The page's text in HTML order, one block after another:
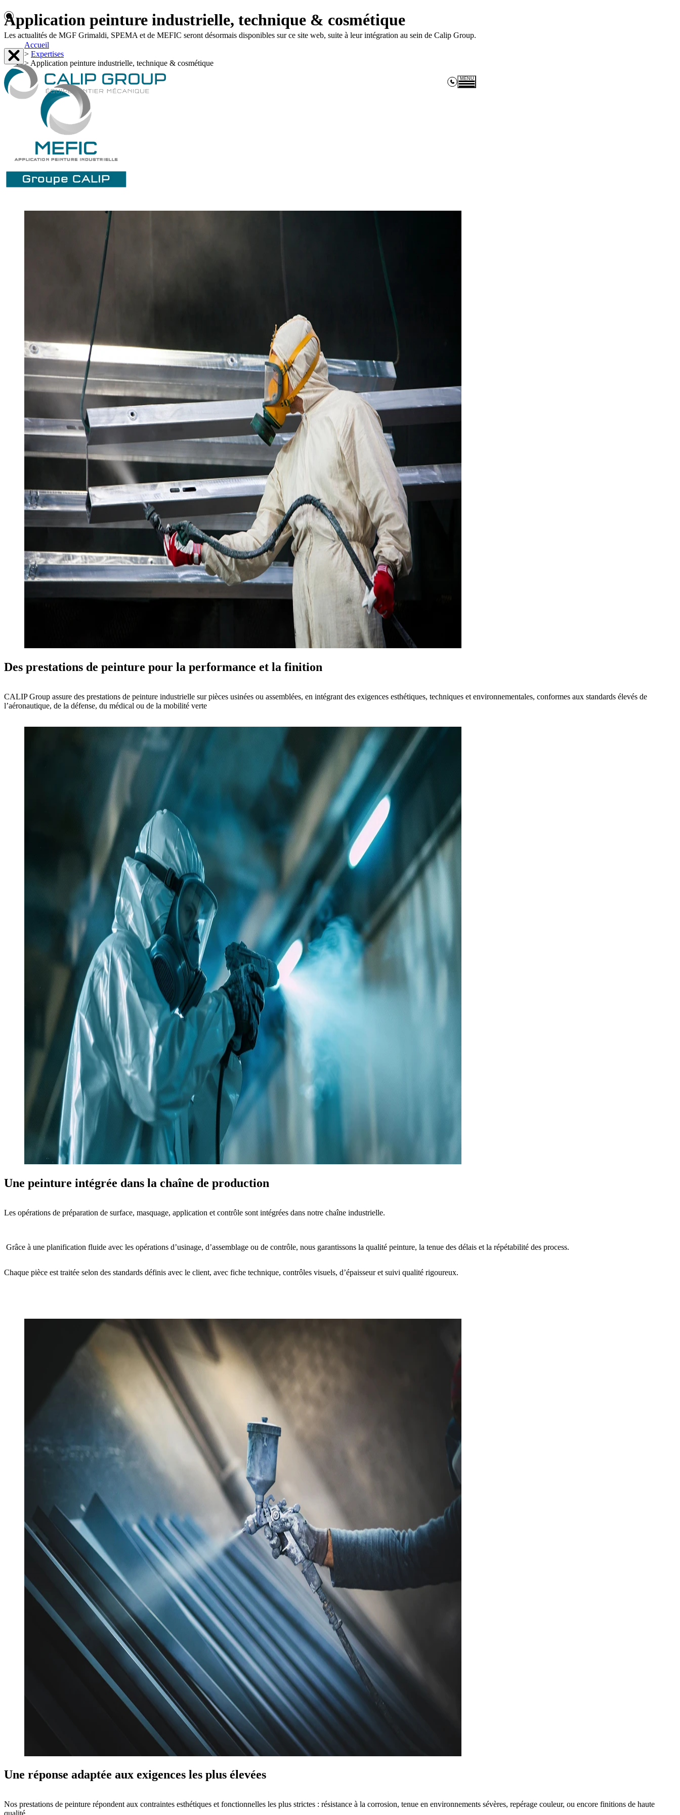
Les actualités de MGF Grimaldi, SPEMA et de MEFIC seront désormais disponibles sur ce site web, suite à leur intégration au sein de Calip Group.
MENU
Application peinture industrielle, technique & cosmétique
Accueil
> Expertises
> Application peinture industrielle, technique & cosmétique
Des prestations de peinture pour la performance et la finition
CALIP Group assure des prestations de peinture industrielle sur pièces usinées ou assemblées, en intégrant des exigences esthétiques, techniques et environnementales, conformes aux standards élevés de
l’aéronautique, de la défense, du médical ou de la mobilité verte
Une peinture intégrée dans la chaîne de production
Les opérations de préparation de surface, masquage, application et contrôle sont intégrées dans notre chaîne industrielle.
Grâce à une planification fluide avec les opérations d’usinage, d’assemblage ou de contrôle, nous garantissons la qualité peinture, la tenue des délais et la répétabilité des process.
Chaque pièce est traitée selon des standards définis avec le client, avec fiche technique, contrôles visuels, d’épaisseuret suivi qualité rigoureux.
Une réponse adaptée aux exigences les plus élevées
Nos prestations de peinture répondent aux contraintes esthétiques et fonctionnelles les plus strictes : résistance à la corrosion, tenue en environnements sévères, repérage couleur, ou encore finitions de haute